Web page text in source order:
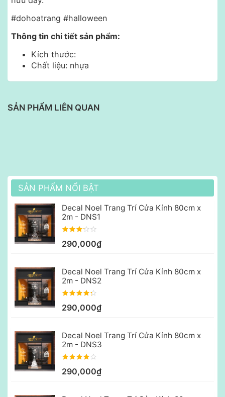
#dohoatrang #halloween
Thông tin chi tiết sản phẩm:
Kích thước:
Chất liệu: nhựa
SẢN PHẨM LIÊN QUAN
SẢN PHẨM NỔI BẬT
Decal Noel Trang Trí Cửa Kính 80cm x
2m - DNS1
290,000₫
Decal Noel Trang Trí Cửa Kính 80cm x
2m - DNS2
290,000₫
Decal Noel Trang Trí Cửa Kính 80cm x
2m - DNS3
290,000₫